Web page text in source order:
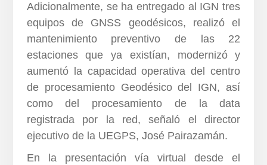
Adicionalmente, se ha entregado al IGN tres
equipos de GNSS geodésicos, realizó el
mantenimiento preventivo de las 22
estaciones que ya existían, modernizó y
aumentó la capacidad operativa del centro
de procesamiento Geodésico del IGN, así
como del procesamiento de la data
registrada por la red, señaló el director
ejecutivo de la UEGPS, José Pairazamán.
En la presentación vía virtual desde el